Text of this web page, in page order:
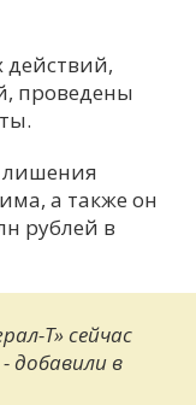
действий,
проведены
лишения
а также он
рублей в
Т» сейчас
добавили в